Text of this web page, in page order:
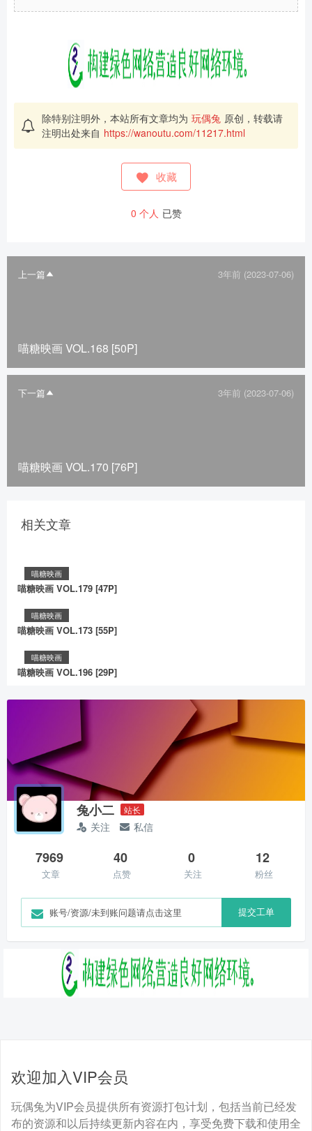
除特别注明外，本站所有文章均为 玩偶兔 原创，转载请
注明出处来自 https://wanoutu.com/11217.html
收藏
0 个人 已赞
上一篇 3年前 (2023-07-06)
喵糖映画 VOL.168 [50P]
下一篇 3年前 (2023-07-06)
喵糖映画 VOL.170 [76P]
相关文章
喵糖映画
喵糖映画 VOL.179 [47P]
喵糖映画
喵糖映画 VOL.173 [55P]
喵糖映画
喵糖映画 VOL.196 [29P]
兔小二 站长
关注 私信
7969
文章
40
点赞
0
关注
12
粉丝
账号/资源/未到账问题请点击这里 提交工单
欢迎加入VIP会员
玩偶兔为VIP会员提供所有资源打包计划，包括当前已经发
布的资源和以后持续更新内容在内，享受免费下载和使用全